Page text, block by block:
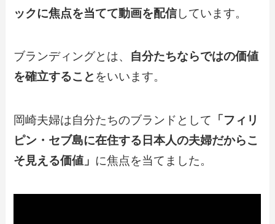
ックに焦点を当てて動画を配信しています。
ブランディングとは、 自分たちならではの価値
を確立すること をいいます。
岡崎夫婦は自分たちのブランドとして
「フィリ
ピン・セブ島に在住する日本人の夫婦だからこ
そ見える価値」 に焦点を当てました。